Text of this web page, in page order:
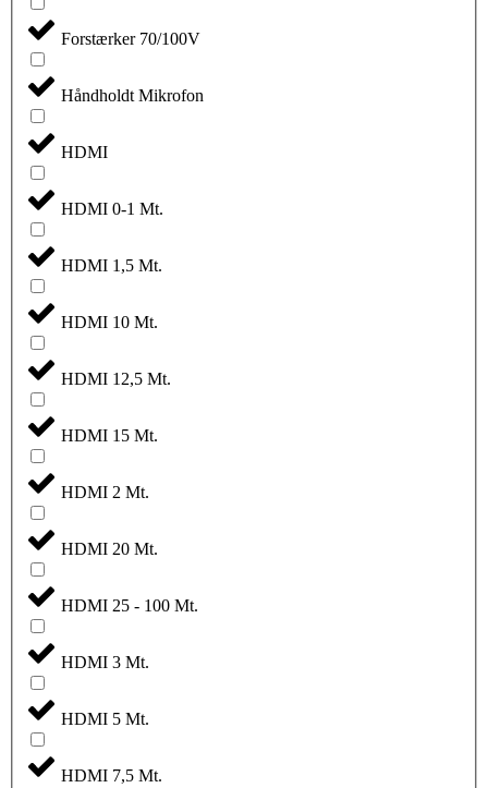
Forstærker 70/100V
Håndholdt Mikrofon
HDMI
HDMI 0-1 Mt.
HDMI 1,5 Mt.
HDMI 10 Mt.
HDMI 12,5 Mt.
HDMI 15 Mt.
HDMI 2 Mt.
HDMI 20 Mt.
HDMI 25 - 100 Mt.
HDMI 3 Mt.
HDMI 5 Mt.
HDMI 7,5 Mt.